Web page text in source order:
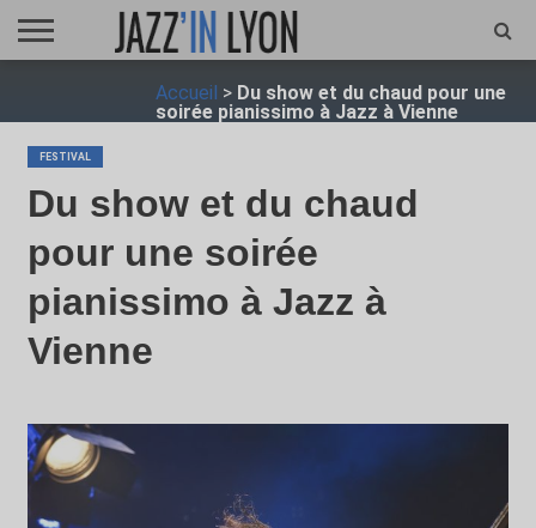
JAZZ
Accueil > Du show et du chaud pour une
soirée pianissimo à Jazz à Vienne
FESTIVAL
Du show et du chaud
pour une soirée
pianissimo à Jazz à
Vienne